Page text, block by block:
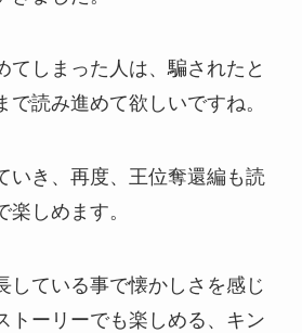
てしまった人は、騙されたと
読み進めて欲しいですね。
いき、再度、王位奪還編も読
しめます。
している事で懐かしさを感じ
トーリーでも楽しめる、キン